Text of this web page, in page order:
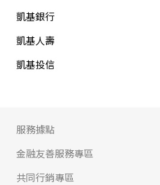
凱基銀行
凱基人壽
凱基投信
服務據點
金融友善服務專區
共同行銷專區